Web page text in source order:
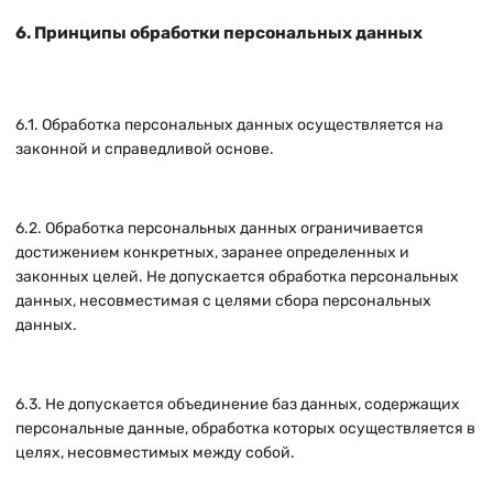
6. Принципы обработки персональных данных
6.1. Обработка персональных данных осуществляется на
законной и справедливой основе.
6.2. Обработка персональных данных ограничивается
достижением конкретных, заранее определенных и
законных целей. Не допускается обработка персональных
данных, несовместимая с целями сбора персональных
данных.
6.3. Не допускается объединение баз данных, содержащих
персональные данные, обработка которых осуществляется в
целях, несовместимых между собой.